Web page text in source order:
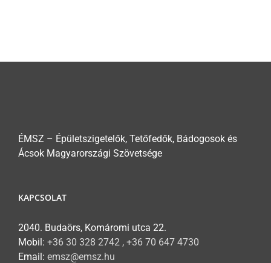
ÉMSZ – Épületszigetelők, Tetőfedők, Bádogosok és
Ácsok Magyarországi Szövetsége
KAPCSOLAT
2040. Budaörs, Komáromi utca 22.
Mobil: +36 30 328 2742 , +36 70 647 4730
Email: emsz@emsz.hu